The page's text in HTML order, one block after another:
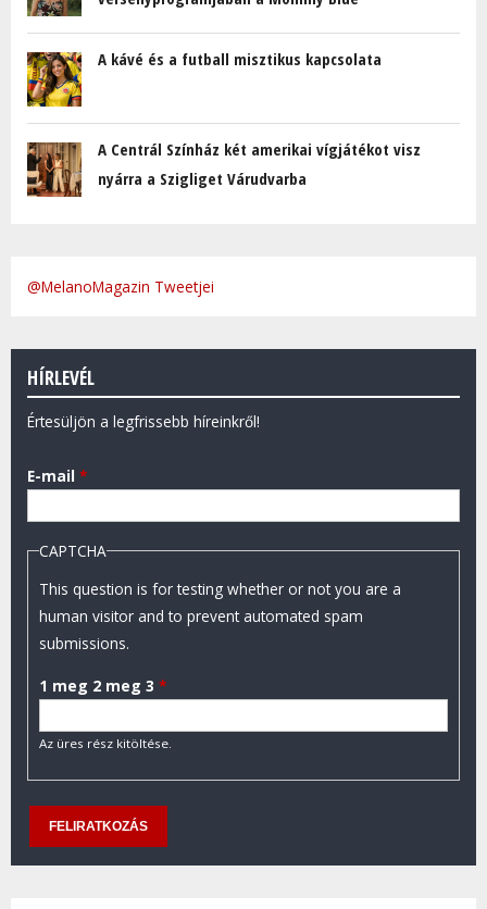
A kávé és a futball misztikus kapcsolata
A Centrál Színház két amerikai vígjátékot visz
nyárra a Szigliget Várudvarba
@MelanoMagazin Tweetjei
HÍRLEVÉL
Értesüljön a legfrissebb híreinkről!
E-mail *
CAPTCHA
This question is for testing whether or not you are a
human visitor and to prevent automated spam
submissions.
1 meg 2 meg 3 *
Az üres rész kitöltése.